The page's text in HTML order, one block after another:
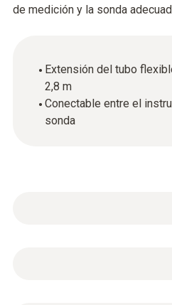
de medición y la sonda
Extensión del tubo
2,8 m
Conectable entre el
sonda